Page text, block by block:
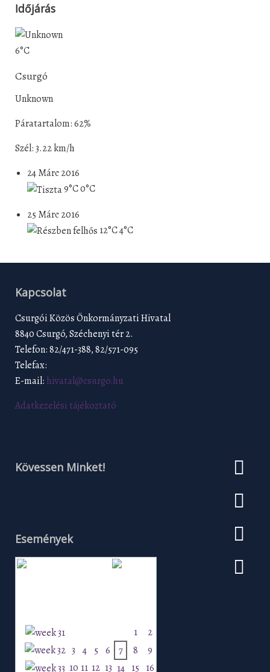
Időjárás
6°C
Csurgó
Unknown
Páratartalom: 62%
Szél: 3.22 km/h
24 Márc 2016
9°C0°C
25 Márc 2016
12°C4°C
Kapcsolat
Csurgói Közös Önkormányzati Hivatal
8840 Csurgó, Széchenyi tér 2.
Telefon: 82/471-388, 82/571-095
Telefax:
E-mail: hivatal@csurgo.hu
Adatkezelési tájékoztató
Kövessen Minket!
Események
1
2
3 4 5 6 7 8
9
10 11 12 13 14 15 16